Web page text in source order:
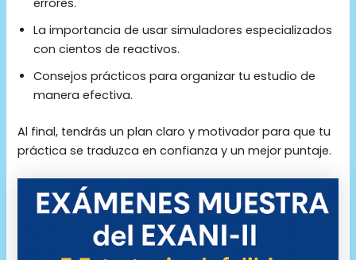
errores.
La importancia de usar simuladores especializados
con cientos de reactivos.
Consejos prácticos para organizar tu estudio de
manera efectiva.
Al final, tendrás un plan claro y motivador para que tu
práctica se traduzca en confianza y un mejor puntaje.